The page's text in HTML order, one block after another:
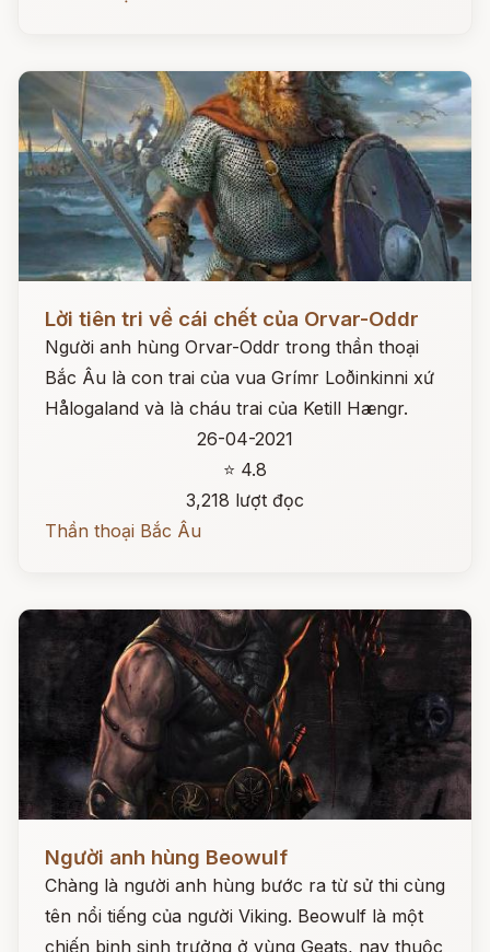
Lời tiên tri về cái chết của Orvar-Oddr
Người anh hùng Orvar-Oddr trong thần thoại
Bắc Âu là con trai của vua Grímr Loðinkinni xứ
Hålogaland và là cháu trai của Ketill Hængr.
26-04-2021
⭐ 4.8
3,218 lượt đọc
Thần thoại Bắc Âu
Người anh hùng Beowulf
Chàng là người anh hùng bước ra từ sử thi cùng
tên nổi tiếng của người Viking. Beowulf là một
chiến binh sinh trưởng ở vùng Geats, nay thuộc